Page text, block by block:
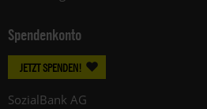
Spendenkonto
JETZT SPENDEN!
SozialBank AG